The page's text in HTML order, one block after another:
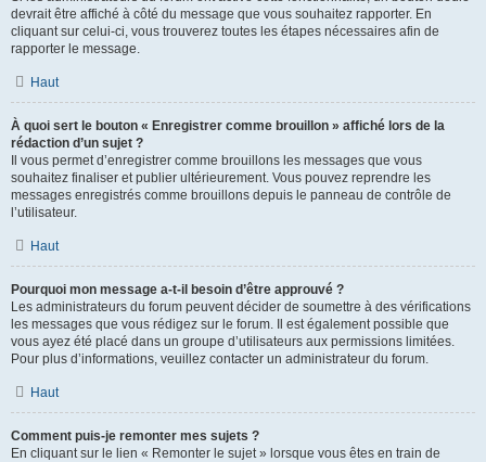
devrait être affiché à côté du message que vous souhaitez rapporter. En
cliquant sur celui-ci, vous trouverez toutes les étapes nécessaires afin de
rapporter le message.
Haut
À quoi sert le bouton « Enregistrer comme brouillon » affiché lors de la
rédaction d’un sujet ?
Il vous permet d’enregistrer comme brouillons les messages que vous
souhaitez finaliser et publier ultérieurement. Vous pouvez reprendre les
messages enregistrés comme brouillons depuis le panneau de contrôle de
l’utilisateur.
Haut
Pourquoi mon message a-t-il besoin d’être approuvé ?
Les administrateurs du forum peuvent décider de soumettre à des vérifications
les messages que vous rédigez sur le forum. Il est également possible que
vous ayez été placé dans un groupe d’utilisateurs aux permissions limitées.
Pour plus d’informations, veuillez contacter un administrateur du forum.
Haut
Comment puis-je remonter mes sujets ?
En cliquant sur le lien « Remonter le sujet » lorsque vous êtes en train de